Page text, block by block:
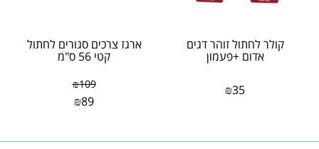
קולר לחתול זוהר דגים
אדום +פעמון
₪35
ארגז צרכים סגורים לחתול
קטי 56 ס"מ
₪109
₪89